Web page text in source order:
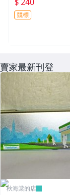
$ 240
競標
賣家最新刊登
秋海棠的店